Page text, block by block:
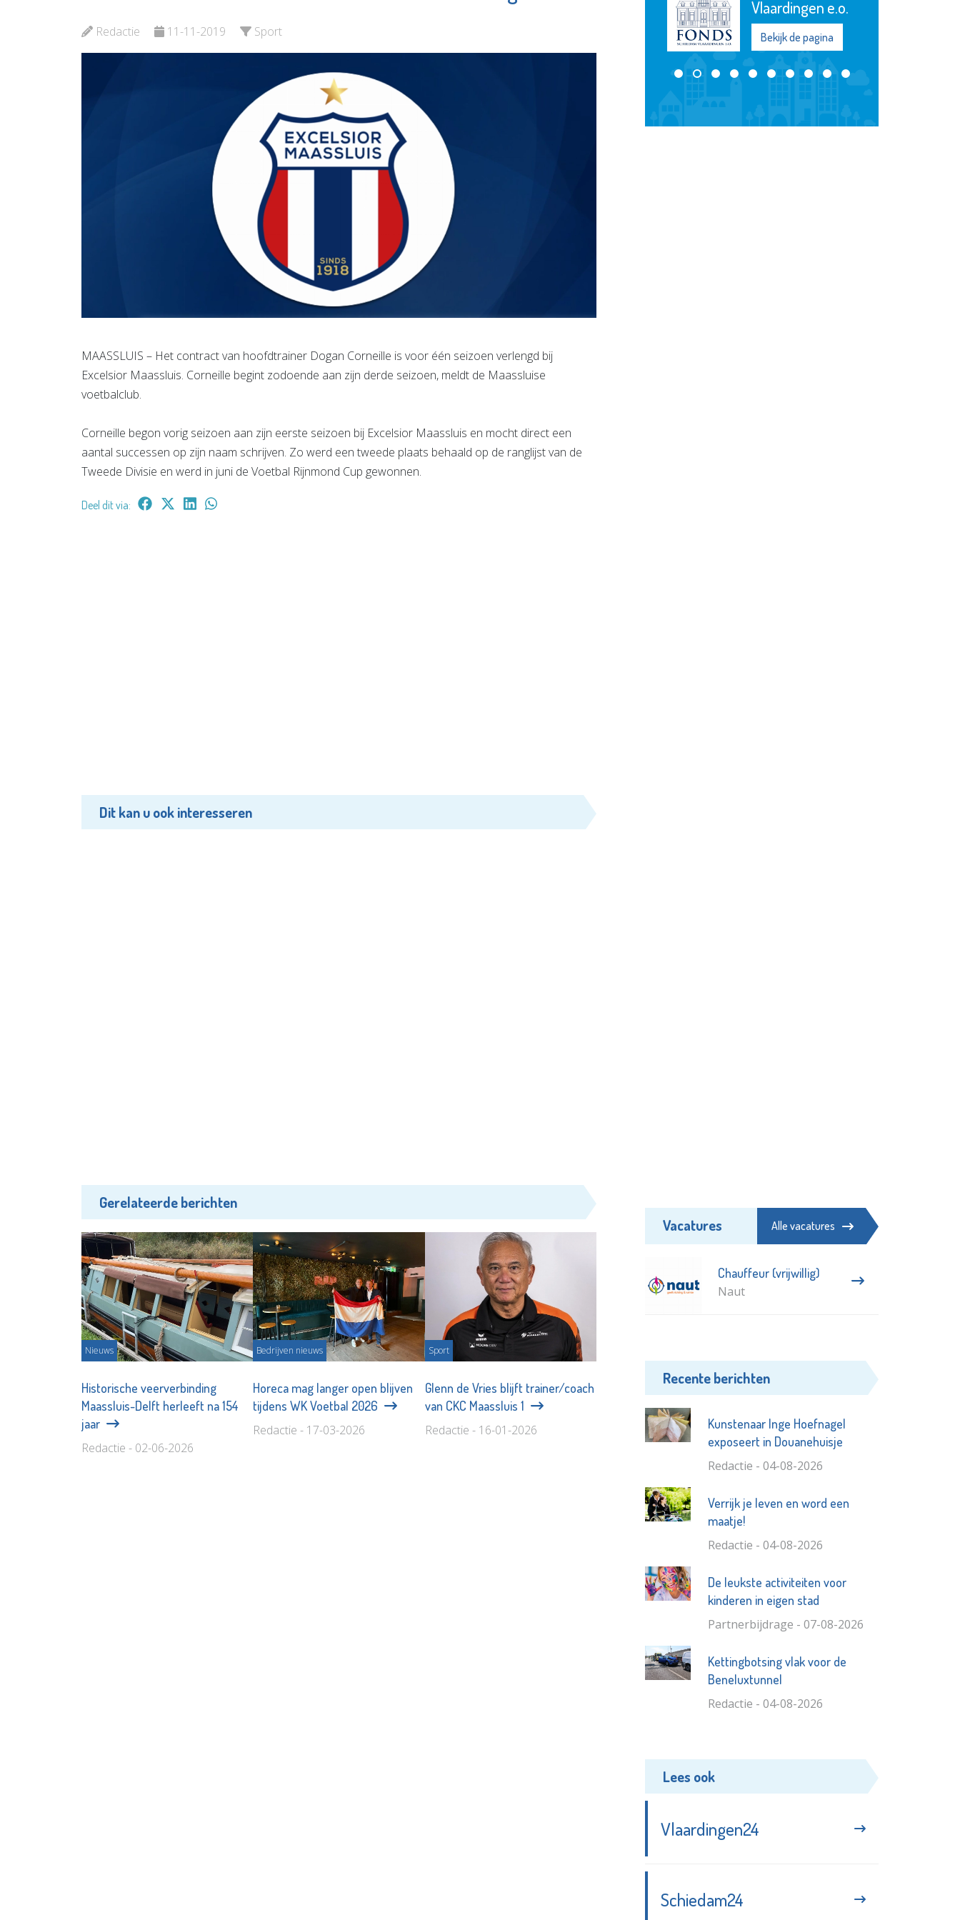
Redactie 11-11-2019 Sport
MAASSLUIS – Het contract van hoofdtrainer Dogan Corneille is voor één seizoen verlengd bij
Excelsior Maassluis. Corneille begint zodoende aan zijn derde seizoen, meldt de Maassluise
voetbalclub.
Corneille begon vorig seizoen aan zijn eerste seizoen bij Excelsior Maassluis en mocht direct een
aantal successen op zijn naam schrijven. Zo werd een tweede plaats behaald op de ranglijst van de
Tweede Divisie en werd in juni de Voetbal Rijnmond Cup gewonnen.
Deel dit via:
Dit kan u ook interesseren
Gerelateerde berichten
Nieuws
Historische veerverbinding
Maassluis-Delft herleeft na 154
jaar
Redactie - 02-06-2026
Bedrijven nieuws
Horeca mag langer open blijven
tijdens WK Voetbal 2026
Redactie - 17-03-2026
Sport
Glenn de Vries blijft trainer/coach
van CKC Maassluis 1
Redactie - 16-01-2026
Bekijk de pagina
Bekijk de pagina
Vlaardingen e.o.
Bekijk de pagina
Vacatures Alle vacatures
Chauffeur (vrijwillig)
Naut
Recente berichten
Kunstenaar Inge Hoefnagel
exposeert in Douanehuisje
Redactie - 04-08-2026
Verrijk je leven en word een
maatje!
Redactie - 04-08-2026
De leukste activiteiten voor
kinderen in eigen stad
Partnerbijdrage - 07-08-2026
Kettingbotsing vlak voor de
Beneluxtunnel
Redactie - 04-08-2026
Lees ook
Vlaardingen24
Schiedam24